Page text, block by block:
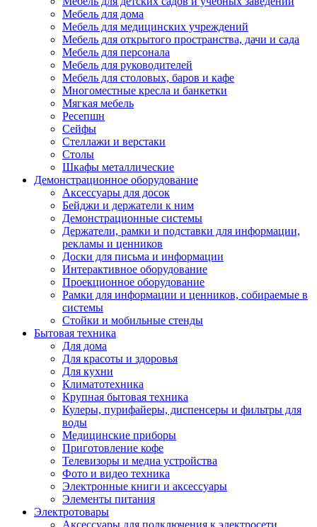
Мебель для дома
Мебель для медицинских учреждений
Мебель для открытого пространства, дачи и сада
Мебель для персонала
Мебель для руководителей
Мебель для столовых, баров и кафе
Многоместные кресла и банкетки
Мягкая мебель
Ресепшн
Сейфы
Стеллажи и верстаки
Столы
Шкафы металлические
Демонстрационное оборудование
Аксессуары для досок
Бейджи и держатели к ним
Демонстрационные системы
Держатели, рамки и подставки для информации,
рекламы и ценников
Доски для письма и информации
Интерактивное оборудование
Проекционное оборудование
Рамки для информации и ценников, собираемые в
системы
Стойки и мобильные стенды
Бытовая техника
Для дома
Для красоты и здоровья
Для кухни
Климатотехника
Крупная бытовая техника
Кулеры, пурифайеры, диспенсеры и фильтры для
воды
Медицинские приборы
Приготовление кофе
Телевизоры и медиа устройства
Фото и видео техника
Электронные книги и аксессуары
Элементы питания
Электротовары
Аксессуары для подключения к электросети